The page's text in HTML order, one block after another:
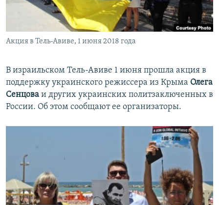
ПОБЕДИТЕЛЕЙ НЕ СУДЯТ?
КРЫМ.НЕПОКОРЕННЫЙ
ELIFBE
ПРИСОЕДИНЯЙТЕСЬ!
Все сайты RFE/RL
Акция в Тель-Авиве, 1 июня 2018 года
В израильском Тель-Авиве 1 июня прошла акция в
поддержку украинского режиссера из Крыма Олега
Сенцова и других украинских политзаключенных в
России. Об этом сообщают ее организаторы.